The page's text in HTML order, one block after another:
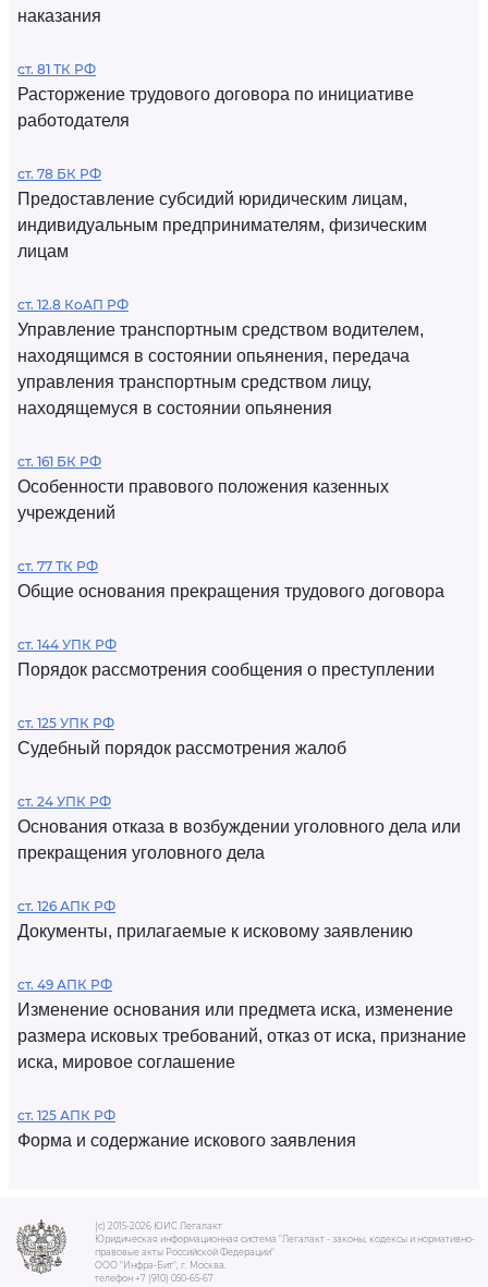
наказания
ст. 81 ТК РФ
Расторжение трудового договора по инициативе
работодателя
ст. 78 БК РФ
Предоставление субсидий юридическим лицам,
индивидуальным предпринимателям, физическим
лицам
ст. 12.8 КоАП РФ
Управление транспортным средством водителем,
находящимся в состоянии опьянения, передача
управления транспортным средством лицу,
находящемуся в состоянии опьянения
ст. 161 БК РФ
Особенности правового положения казенных
учреждений
ст. 77 ТК РФ
Общие основания прекращения трудового договора
ст. 144 УПК РФ
Порядок рассмотрения сообщения о преступлении
ст. 125 УПК РФ
Судебный порядок рассмотрения жалоб
ст. 24 УПК РФ
Основания отказа в возбуждении уголовного дела или
прекращения уголовного дела
ст. 126 АПК РФ
Документы, прилагаемые к исковому заявлению
ст. 49 АПК РФ
Изменение основания или предмета иска, изменение
размера исковых требований, отказ от иска, признание
иска, мировое соглашение
ст. 125 АПК РФ
Форма и содержание искового заявления
(c) 2015-2026 ЮИС Легалакт
Юридическая информационная система "Легалакт - законы, кодексы и нормативно-
правовые акты Российской Федерации"
ООО "Инфра-Бит", г. Москва.
телефон +7 (910) 050-65-67